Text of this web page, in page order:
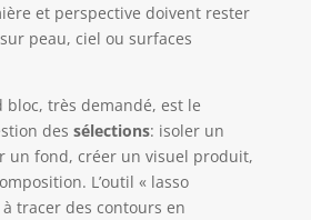
et perspective doivent rester
peau, ciel ou surfaces
bloc, très demandé, est le
des sélections: isoler un
un fond, créer un visuel produit,
L’outil « lasso
tracer des contours en